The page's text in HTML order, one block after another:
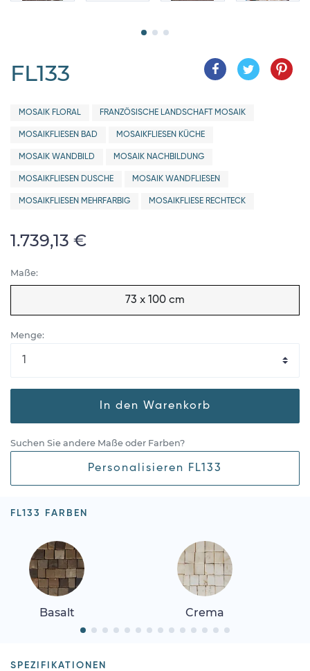
FL133
MOSAIK FLORAL FRANZÖSISCHE LANDSCHAFT MOSAIK
MOSAIKFLIESEN BAD MOSAIKFLIESEN KÜCHE
MOSAIK WANDBILD MOSAIK NACHBILDUNG
MOSAIKFLIESEN DUSCHE MOSAIK WANDFLIESEN
MOSAIKFLIESEN MEHRFARBIG MOSAIKFLIESE RECHTECK
1.739,13 €
Maße:
73 x 100 cm
Menge:
In den Warenkorb
Suchen Sie andere Maße oder Farben?
Personalisieren FL133
FL133 FARBEN
Basalt Crema
SPEZIFIKATIONEN